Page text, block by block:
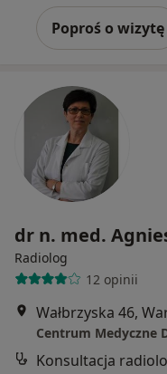
Poproś o wizytę
dr n. med.
Radiolog
12 opinii
Wałbrzyska 46,
Centrum Medyczne
Konsultacja